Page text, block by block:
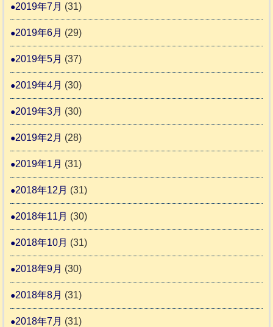
2019年7月 (31)
2019年6月 (29)
2019年5月 (37)
2019年4月 (30)
2019年3月 (30)
2019年2月 (28)
2019年1月 (31)
2018年12月 (31)
2018年11月 (30)
2018年10月 (31)
2018年9月 (30)
2018年8月 (31)
2018年7月 (31)